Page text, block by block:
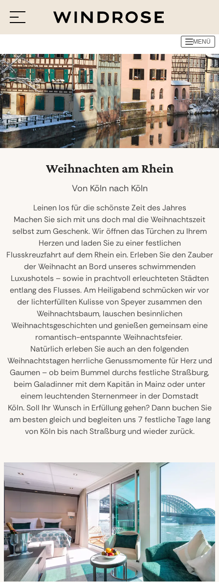
Reiseziele
Reisethemen
Jetzt Anfrage senden
MENÜ
Weihnachten am Rhein
Von Köln nach Köln
Leinen los für die schönste Zeit des Jahres
Machen Sie sich mit uns doch mal die Weihnachtszeit
selbst zum Geschenk. Wir öffnen das Türchen zu Ihrem
Herzen und laden Sie zu einer festlichen
Flusskreuzfahrt auf dem Rhein ein. Erleben Sie den Zauber
der Weihnacht an Bord unseres schwimmenden
Luxushotels – sowie in prachtvoll erleuchteten Städten
entlang des Flusses. Am Heiligabend schmücken wir vor
der lichterfüllten Kulisse von Speyer zusammen den
Weihnachtsbaum, lauschen besinnlichen
Weihnachtsgeschichten und genießen gemeinsam eine
romantisch-entspannte Weihnachtsfeier.
Natürlich erleben Sie auch an den folgenden
Weihnachtstagen herrliche Genussmomente für Herz und
Gaumen – ob beim Bummel durchs festliche Straßburg,
beim Galadinner mit dem Kapitän in Mainz oder unter
einem leuchtenden Sternenmeer in der Domstadt
Köln. Soll Ihr Wunsch in Erfüllung gehen? Dann buchen Sie
am besten gleich und begleiten uns 7 festliche Tage lang
von Köln bis nach Straßburg und wieder zurück.